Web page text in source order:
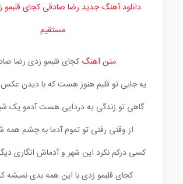
دانلود آهنگ جدید رضا صادقی کجای قلبمو
مستقیم
متن آهنگ کجای قلبمو زدی رضا
یه جایی تو قلبم هنوز هست که با دیدن عکس
گاهی تو زندگی یه دردایی هست آدمو یک
از وقتی رفتی تو تموم آدما به چشم همه
کسی درکم نکرد این شهر و آدماش انگاری
کجای قلبمو زدی با این همه بدی نمیشه